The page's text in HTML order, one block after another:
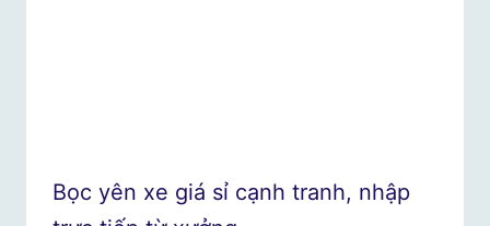
Bọc yên xe giá sỉ cạnh tranh, nhập